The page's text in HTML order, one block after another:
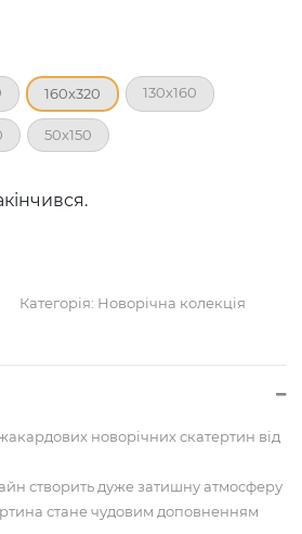
160х320 130х160
50х150
Категорія: Новорічна колекція
новорічних скатертин від
створить дуже затишну атмосферу
стане чудовим доповненням